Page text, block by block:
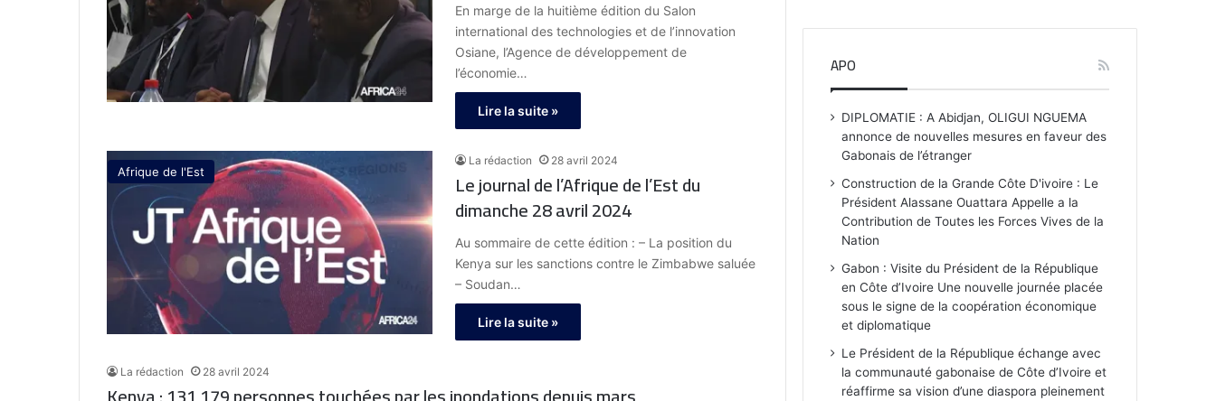
En marge de la huitième édition du Salon
international des technologies et de l’innovation
Osiane, l’Agence de développement de
l’économie…
Lire la suite »
Afrique de l'Est
La rédaction 28 avril 2024
Le journal de l’Afrique de l’Est du
dimanche 28 avril 2024
Au sommaire de cette édition : – La position du
Kenya sur les sanctions contre le Zimbabwe saluée
– Soudan…
Lire la suite »
La rédaction 28 avril 2024
APO
DIPLOMATIE : A Abidjan, OLIGUI NGUEMA
annonce de nouvelles mesures en faveur des
Gabonais de l’étranger
Construction de la Grande Côte D'ivoire : Le
Président Alassane Ouattara Appelle a la
Contribution de Toutes les Forces Vives de la
Nation
Gabon : Visite du Président de la République
en Côte d’Ivoire Une nouvelle journée placée
sous le signe de la coopération économique
et diplomatique
Le Président de la République échange avec
la communauté gabonaise de Côte d’Ivoire et
réaffirme sa vision d’une diaspora pleinement